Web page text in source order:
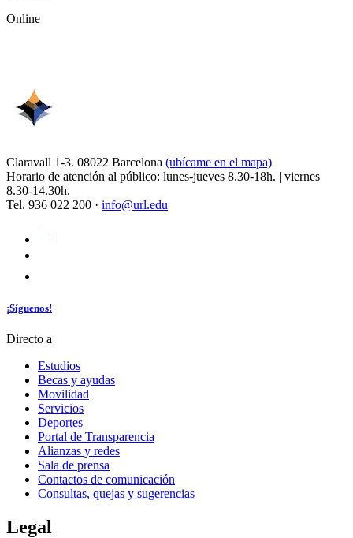
Online
Claravall 1-3. 08022 Barcelona (ubícame en el mapa)
Horario de atención al público: lunes-jueves 8.30-18h. | viernes
8.30-14.30h.
Tel. 936 022 200 · info@url.edu
¡Síguenos!
Directo a
Estudios
Becas y ayudas
Movilidad
Servicios
Deportes
Portal de Transparencia
Alianzas y redes
Sala de prensa
Contactos de comunicación
Consultas, quejas y sugerencias
Legal